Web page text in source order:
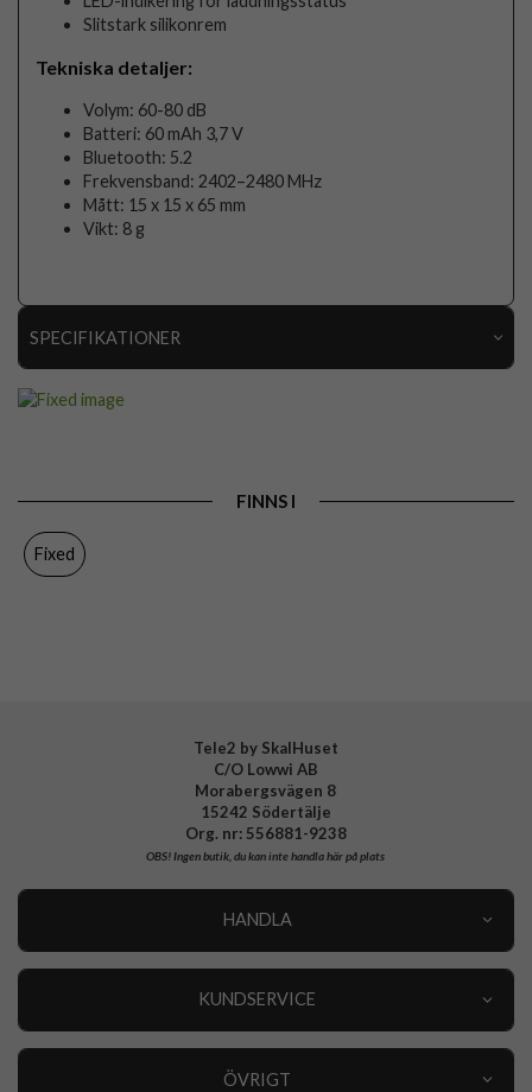
Slitstark silikonrem
Tekniska detaljer:
Volym: 60-80 dB
Batteri: 60 mAh 3,7 V
Bluetooth: 5.2
Frekvensband: 2402–2480 MHz
Mått: 15 x 15 x 65 mm
Vikt: 8 g
SPECIFIKATIONER
Tillverkarens art nr
FINNS I
Fixed
Tele2 by SkalHuset
C/O Lowwi AB
Morabergsvägen 8
15242 Södertälje
Org. nr: 556881-9238
OBS!Ingen butik, du kan inte handla här på plats
HANDLA
KUNDSERVICE
ÖVRIGT